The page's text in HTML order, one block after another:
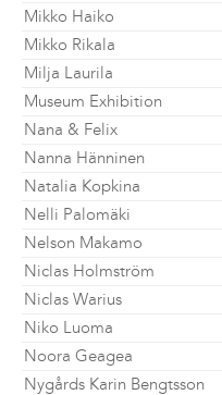
Mikko Haiko
Mikko Rikala
Milja Laurila
Museum Exhibition
Nana & Felix
Nanna Hänninen
Natalia Kopkina
Nelli Palomäki
Nelson Makamo
Niclas Holmström
Niclas Warius
Niko Luoma
Noora Geagea
Nygårds Karin Bengtsson